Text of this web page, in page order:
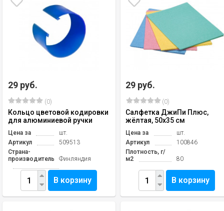
29 руб.
(0)
Кольцо цветовой кодировки
для алюминиевой ручки
Цена за
шт.
Артикул
509513
Страна-
производитель
Финляндия
В корзину
29 руб.
(0)
Салфетка ДжиПи Плюс,
жёлтая, 50х35 см
Цена за
шт.
Артикул
100846
Плотность, г/
м2
80
В корзину